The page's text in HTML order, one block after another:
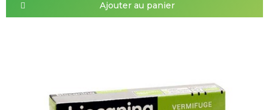
Ajouter au panier